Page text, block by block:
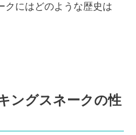
クにはどのような歴史は
ングスネークの性